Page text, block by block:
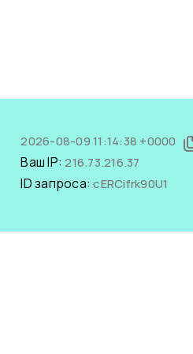
2026-08-09 11:14:38 +0000
Ваш IP:216.73.216.37
ID запроса:cERCifrk90U1